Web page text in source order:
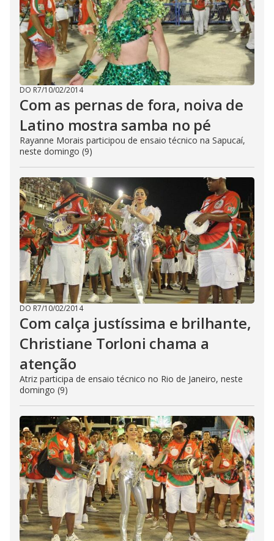
DO R7/10/02/2014
Com as pernas de fora, noiva de
Latino mostra samba no pé
Rayanne Morais participou de ensaio técnico na Sapucaí,
neste domingo (9)
DO R7/10/02/2014
Com calça justíssima e brilhante,
Christiane Torloni chama a
atenção
Atriz participa de ensaio técnico no Rio de Janeiro, neste
domingo (9)